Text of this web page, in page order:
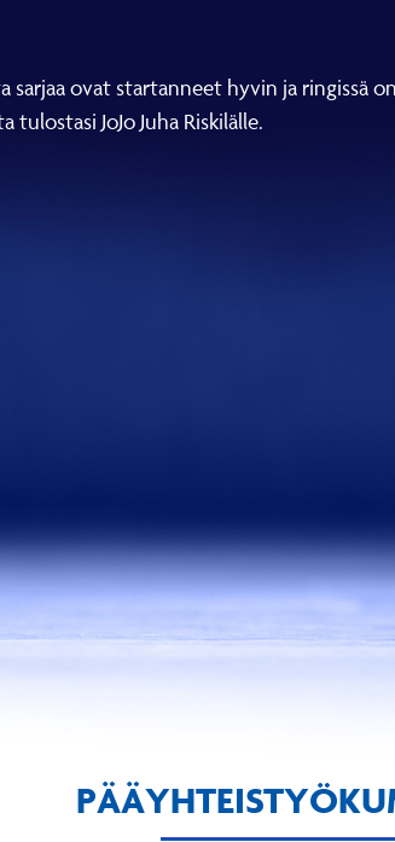
sarjaa ovat startanneet hyvin ja
tulostasi JoJo Juha Riskilälle.